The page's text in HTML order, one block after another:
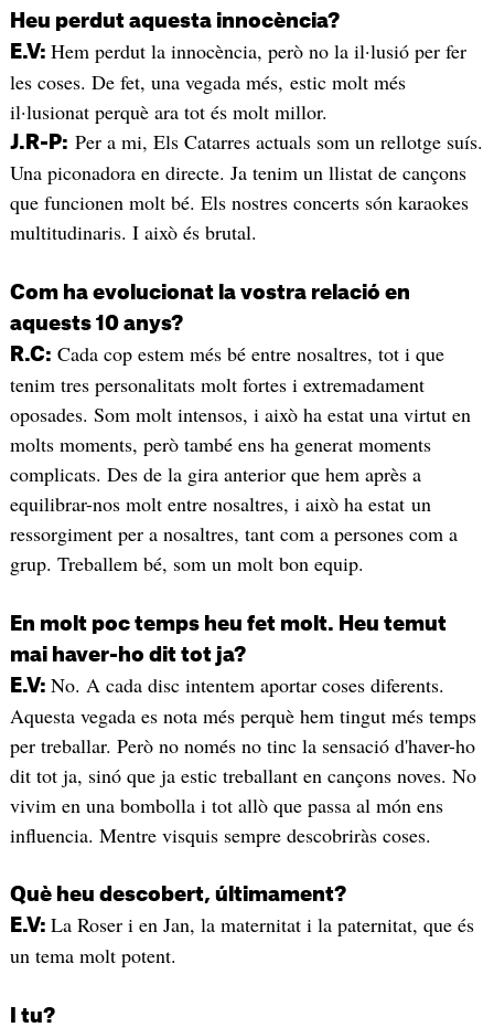
Heu perdut aquesta innocència?
E.V: Hem perdut la innocència, però no la il·lusió per fer
les coses. De fet, una vegada més, estic molt més
il·lusionat perquè ara tot és molt millor.
J.R-P: Per a mi, Els Catarres actuals som un rellotge suís.
Una piconadora en directe. Ja tenim un llistat de cançons
que funcionen molt bé. Els nostres concerts són karaokes
multitudinaris. I això és brutal.
Com ha evolucionat la vostra relació en
aquests 10 anys?
R.C: Cada cop estem més bé entre nosaltres, tot i que
tenim tres personalitats molt fortes i extremadament
oposades. Som molt intensos, i això ha estat una virtut en
molts moments, però també ens ha generat moments
complicats. Des de la gira anterior que hem après a
equilibrar-nos molt entre nosaltres, i això ha estat un
ressorgiment per a nosaltres, tant com a persones com a
grup. Treballem bé, som un molt bon equip.
En molt poc temps heu fet molt. Heu temut
mai haver-ho dit tot ja?
E.V: No. A cada disc intentem aportar coses diferents.
Aquesta vegada es nota més perquè hem tingut més temps
per treballar. Però no només no tinc la sensació d'haver-ho
dit tot ja, sinó que ja estic treballant en cançons noves. No
vivim en una bombolla i tot allò que passa al món ens
influencia. Mentre visquis sempre descobriràs coses.
Què heu descobert, últimament?
E.V: La Roser i en Jan, la maternitat i la paternitat, que és
un tema molt potent.
I tu?